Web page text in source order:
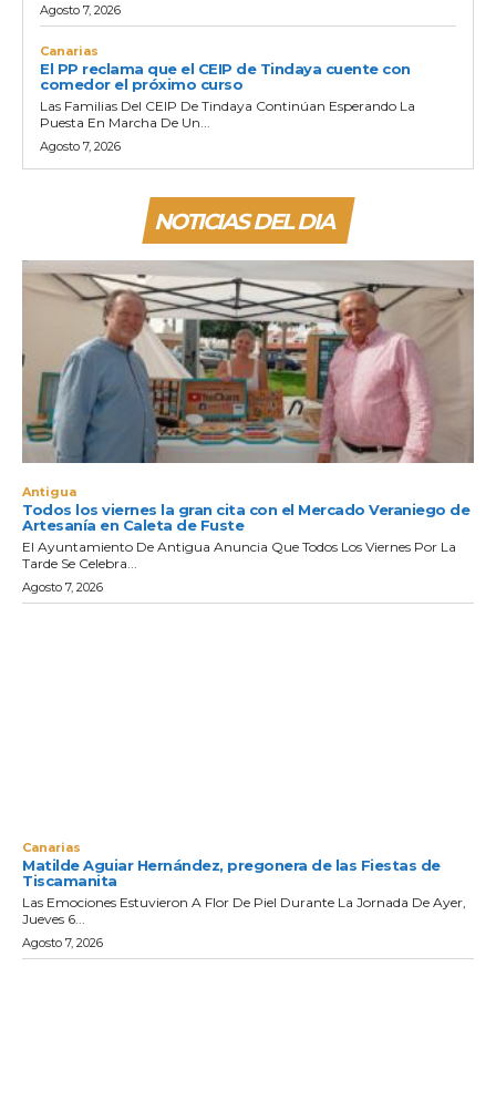
Agosto 7, 2026
Canarias
El PP reclama que el CEIP de Tindaya cuente con
comedor el próximo curso
Las Familias Del CEIP De Tindaya Continúan Esperando La
Puesta En Marcha De Un...
Agosto 7, 2026
NOTICIAS DEL DIA
Antigua
Todos los viernes la gran cita con el Mercado Veraniego de
Artesanía en Caleta de Fuste
El Ayuntamiento De Antigua Anuncia Que Todos Los Viernes Por La
Tarde Se Celebra...
Agosto 7, 2026
Canarias
Matilde Aguiar Hernández, pregonera de las Fiestas de
Tiscamanita
Las Emociones Estuvieron A Flor De Piel Durante La Jornada De Ayer,
Jueves 6...
Agosto 7, 2026